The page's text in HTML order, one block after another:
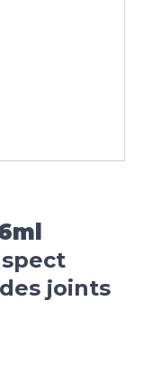
joints